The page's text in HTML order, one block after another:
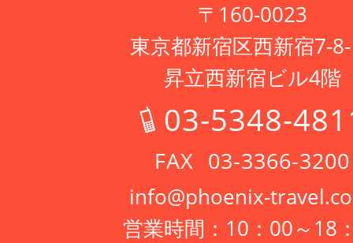
〒160-0023
東京都新宿区西新宿7-
昇立西新宿ビル4階
03-5348-
03-3366-3200
info@phoenix-
営業時間：10：00～18